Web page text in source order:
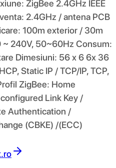
ZigBee 2.4GHz IEEE
2.4GHz / antena PCB
100m exterior / 30m
240V, 50~60Hz Consum:
Dimesiuni: 56 x 6 6x 36
Static IP / TCP/IP, TCP,
ZigBee: Home
Link Key /
Authentication /
(CBKE) /(ECC)